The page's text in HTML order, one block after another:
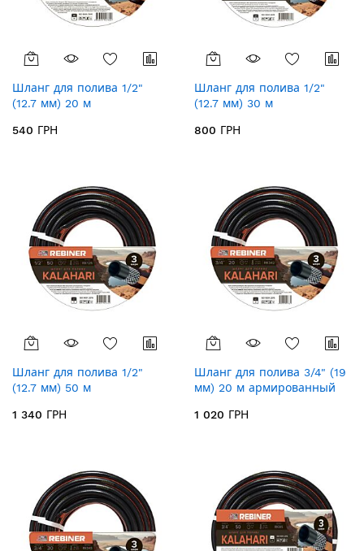
Шланг для полива 1/2"
(12.7 мм) 20 м
Kalahari RK122
540 ГРН
Шланг для полива 1/2"
(12.7 мм) 30 м
Kalahari RK123
800 ГРН
Шланг для полива 1/2"
(12.7 мм) 50 м
Kalahari RK125
1 340 ГРН
Шланг для полива 3/4" (19
мм) 20 м армированный
1 020 ГРН